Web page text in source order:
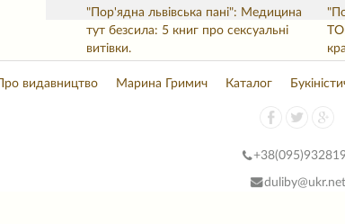
"Пор'ядна львівська пані": Медицина
тут безсила: 5 книг про сексуальні
витівки.
Про видавництво Марина Гримич Каталог
+38(
duliby@ukr.net